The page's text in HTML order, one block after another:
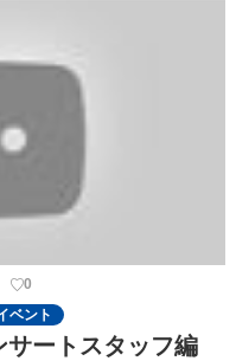
0
ベント
ートスタッフ編